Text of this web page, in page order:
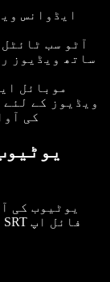
ساتھ ویڈیوز
ویڈیوز کے
کی
یوٹیوب کی